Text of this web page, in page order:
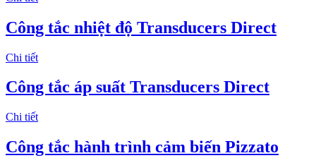
Công tắc nhiệt độ Transducers Direct
Chi tiết
Công tắc áp suất Transducers Direct
Chi tiết
Công tắc hành trình cảm biến Pizzato